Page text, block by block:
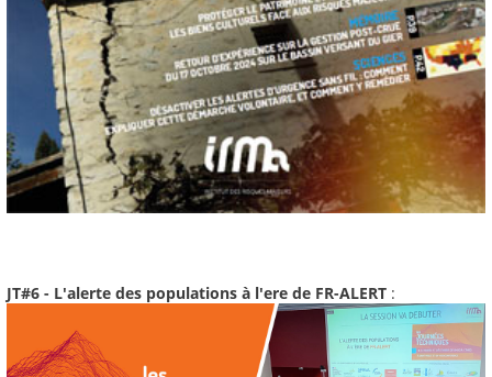
JT#6 - L'alerte des populations à l'ere de FR-ALERT :